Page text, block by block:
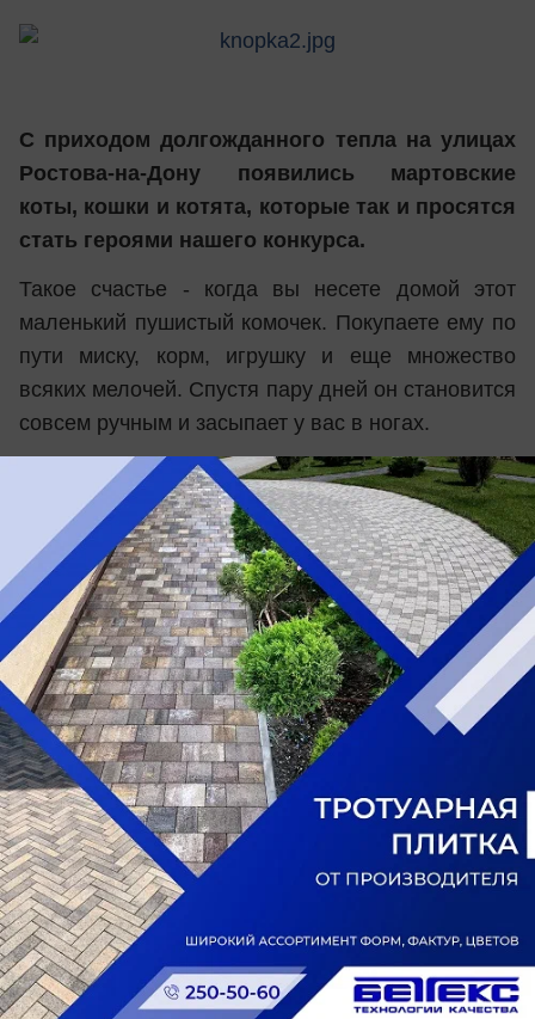
С приходом долгожданного тепла на улицах
Ростова-на-Дону появились мартовские
коты, кошки и котята, которые так и просятся
стать героями нашего конкурса.
Такое счастье - когда вы несете домой этот
маленький пушистый комочек. Покупаете ему по
пути миску, корм, игрушку и еще множество
всяких мелочей. Спустя пару дней он становится
совсем ручным и засыпает у вас в ногах.
Кот становится вашим лучшим другом. Вы уже
не представляете жизни без него. Начинаете
фотографировать его, снимать забавные видео
с его участием. Информационный портал
«Блокнот Ростова» дает вам возможность
показать своего любимого питомца во всей
красе!
Мы объявляем о начале конкурса «Самый
красивый кот-2017». В конкурсе может принять
участие любой ростовчанин и житель области со
своим любимцем. Нужно лишь прислать
интересное фото или видео со своим котом,
кошкой или котенком. Напишите и о своем
питомце: как его зовут, как появился в вашей
семье и почему он такой замечательный.
Условия конкурса: